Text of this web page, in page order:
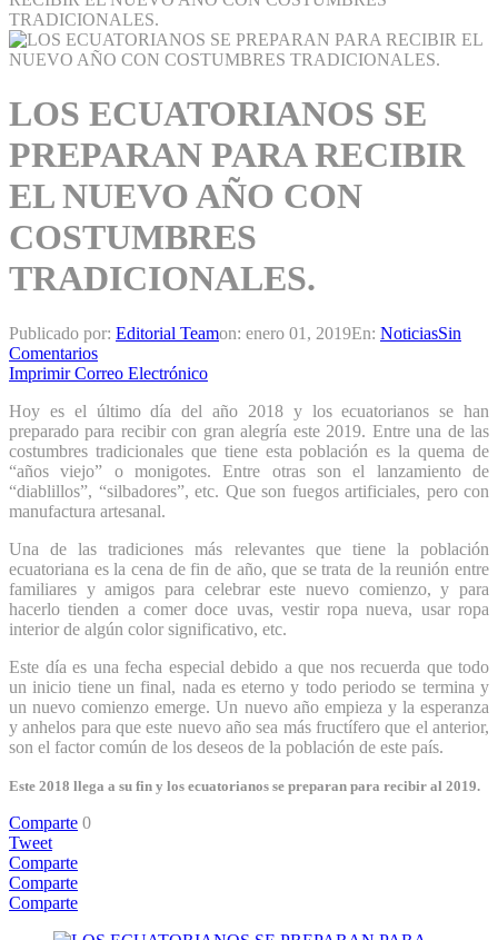
TRADICIONALES.
LOS ECUATORIANOS SE
PREPARAN PARA RECIBIR
EL NUEVO AÑO CON
COSTUMBRES
TRADICIONALES.
Publicado por: Editorial Teamon: enero 01, 2019En: NoticiasSin
Comentarios
Imprimir Correo Electrónico
Hoy es el último día del año 2018 y los ecuatorianos se han
preparado para recibir con gran alegría este 2019. Entre una de las
costumbres tradicionales que tiene esta población es la quema de
“años viejo” o monigotes. Entre otras son el lanzamiento de
“diablillos”, “silbadores”, etc. Que son fuegos artificiales, pero con
manufactura artesanal.
Una de las tradiciones más relevantes que tiene la población
ecuatoriana es la cena de fin de año, que se trata de la reunión entre
familiares y amigos para celebrar este nuevo comienzo, y para
hacerlo tienden a comer doce uvas, vestir ropa nueva, usar ropa
interior de algún color significativo, etc.
Este día es una fecha especial debido a que nos recuerda que todo
un inicio tiene un final, nada es eterno y todo periodo se termina y
un nuevo comienzo emerge. Un nuevo año empieza y la esperanza
y anhelos para que este nuevo año sea más fructífero que el anterior,
son el factor común de los deseos de la población de este país.
Este 2018 llega a su fin y los ecuatorianos se preparan para recibir al 2019.
Comparte 0
Tweet
Comparte
Comparte
Comparte